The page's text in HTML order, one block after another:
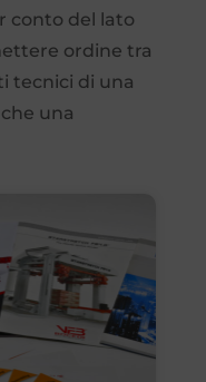
conto del lato
ordine tra
tecnici di una
una